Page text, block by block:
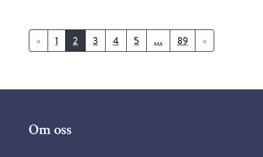
« 1 2 3 4 5 ... 89 »
Om oss